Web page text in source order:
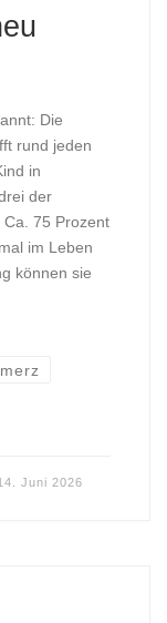
Die
rund jeden
in
der
75 Prozent
im Leben
können sie
Juni 2026